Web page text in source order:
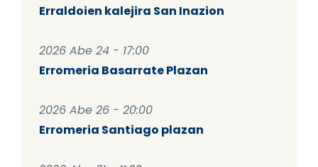
Erraldoien kalejira San Inazion
2026 Abe 24 - 17:00
Erromeria Basarrate Plazan
2026 Abe 26 - 20:00
Erromeria Santiago plazan